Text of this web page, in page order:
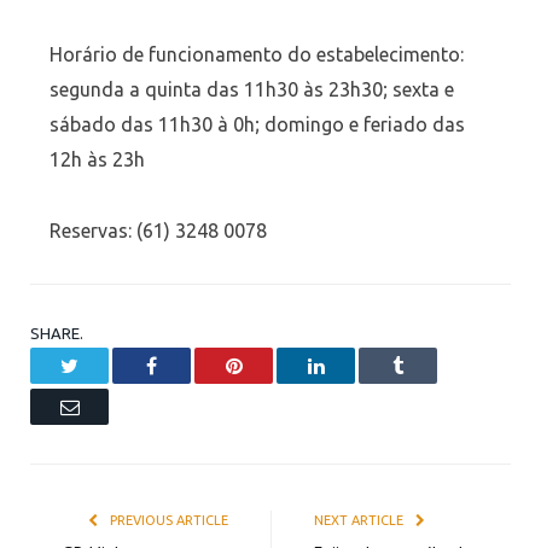
Horário de funcionamento do estabelecimento:
segunda a quinta das 11h30 às 23h30; sexta e
sábado das 11h30 à 0h; domingo e feriado das
12h às 23h
Reservas: (61) 3248 0078
SHARE.
Facebook Pinterest LinkedIn Tumblr
Email
PREVIOUS ARTICLE NEXT ARTICLE